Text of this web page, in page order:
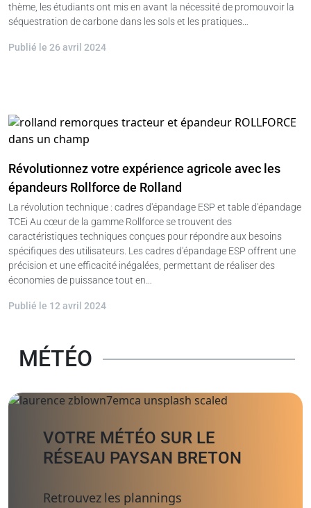
thème, les étudiants ont mis en avant la nécessité de promouvoir la
séquestration de carbone dans les sols et les pratiques…
Publié le 26 avril 2024
Révolutionnez votre expérience agricole avec les
épandeurs Rollforce de Rolland
La révolution technique : cadres d'épandage ESP et table d'épandage
TCEi Au cœur de la gamme Rollforce se trouvent des
caractéristiques techniques conçues pour répondre aux besoins
spécifiques des utilisateurs. Les cadres d'épandage ESP offrent une
précision et une efficacité inégalées, permettant de réaliser des
économies de puissance tout en…
Publié le 12 avril 2024
MÉTÉO
VOTRE MÉTÉO SUR LE
RÉSEAU PAYSAN BRETON
Retrouvez les plannings